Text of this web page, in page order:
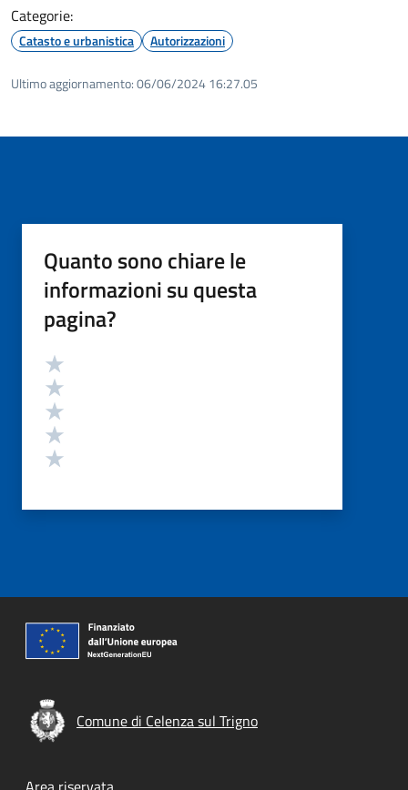
Categorie:
Catasto e urbanistica Autorizzazioni
Ultimo aggiornamento:06/06/2024 16:27.05
Quanto sono chiare le
informazioni su questa
pagina?
Valutazione
Comune di Celenza sul Trigno